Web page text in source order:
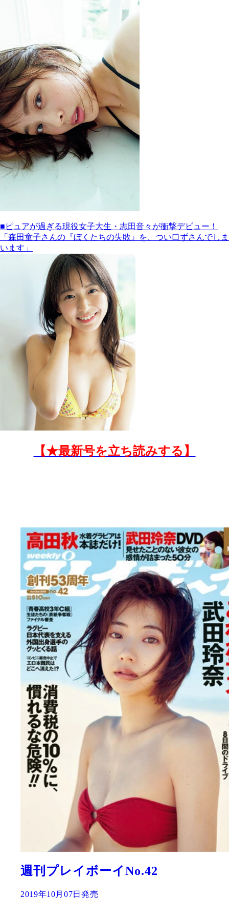
■ピュアが過ぎる現役女子大生・志田音々が衝撃デビュー！
「森田童子さんの『ぼくたちの失敗』を、つい口ずさんでしま
います」
【★最新号を立ち読みする】
週刊プレイボーイNo.42
2019年10月07日発売